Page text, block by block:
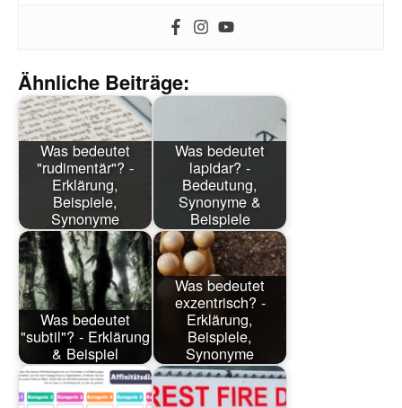
Ähnliche Beiträge:
Was bedeutet
"rudimentär"? -
Erklärung,
Beispiele,
Synonyme
Was bedeutet
lapidar? -
Bedeutung,
Synonyme &
Beispiele
Was bedeutet
"subtil"? - Erklärung
& Beispiel
Was bedeutet
exzentrisch? -
Erklärung,
Beispiele,
Synonyme